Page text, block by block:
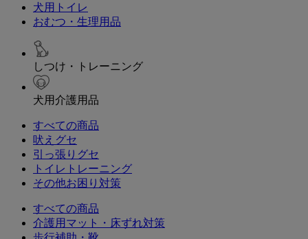
犬用トイレ
おむつ・生理用品
しつけ・トレーニング
犬用介護用品
すべての商品
吠えグセ
引っ張りグセ
トイレトレーニング
その他お困り対策
すべての商品
介護用マット・床ずれ対策